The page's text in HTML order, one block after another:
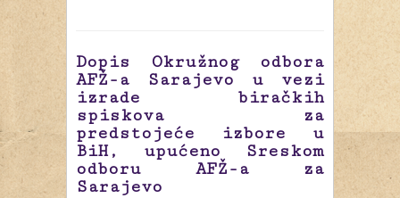
Dopis Okružnog odbora
AFŽ-a Sarajevo u vezi
izrade biračkih
spiskova za
predstojeće izbore u
BiH, upućeno Sreskom
odboru AFŽ-a za
Sarajevo